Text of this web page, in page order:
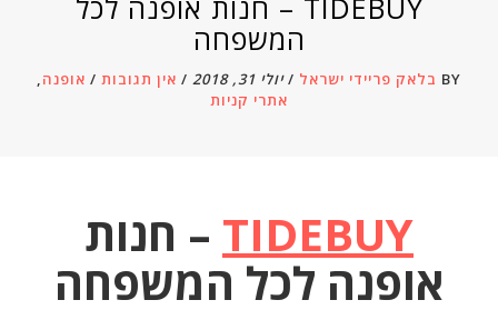
TIDEBUY – חנות אופנה לכל
המשפחה
BY בלאק פריידי ישראל /יולי 31, 2018 / אין תגובות / אופנה,
אתרי קניות
TIDEBUY – חנות
אופנה לכל המשפחה